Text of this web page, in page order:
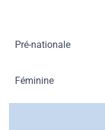
Pré-nationale
Féminine